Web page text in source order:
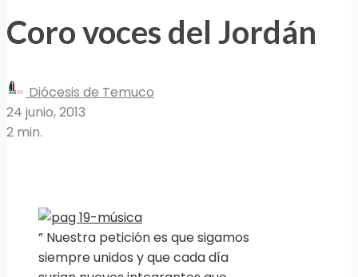
Coro voces del Jordán
Diócesis de Temuco
24 junio, 2013
2 min.
” Nuestra petición es que sigamos
siempre unidos y que cada día